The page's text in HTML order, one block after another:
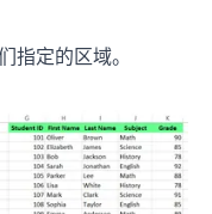
指定的区域。